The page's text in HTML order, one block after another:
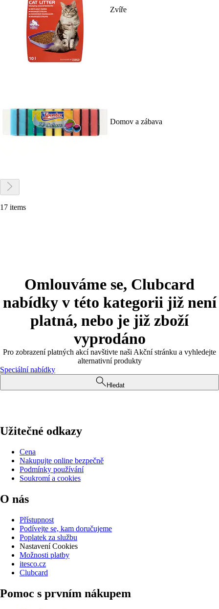
Zvíře
Domov a zábava
17 items
Omlouváme se, Clubcard
nabídky v této kategorii již není
platná, nebo je již zboží
vyprodáno
Pro zobrazení platných akcí navštivte naši Akční stránku a vyhledejte
alternativní produkty
Speciální nabídky
Hledat
Užitečné odkazy
Cena
Nakupujte online bezpečně
Podmínky používání
Soukromí a cookies
O nás
Přístupnost
Podívejte se, kam doručujeme
Poplatek za službu
Nastavení Cookies
Možnosti platby
itesco.cz
Clubcard
Pomoc s prvním nákupem